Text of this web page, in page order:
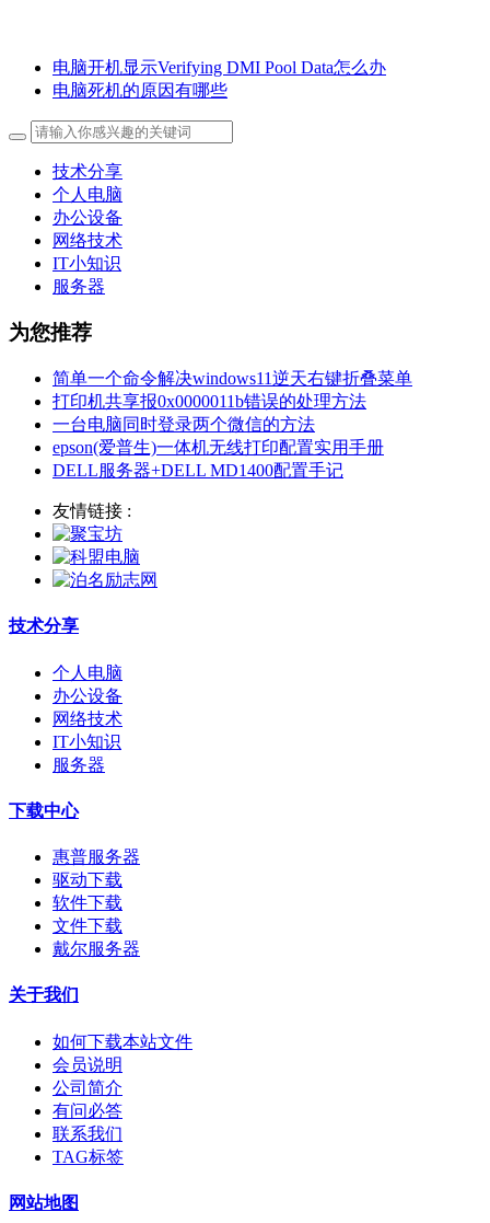
电脑开机显示Verifying DMI Pool Data怎么办
电脑死机的原因有哪些
技术分享
个人电脑
办公设备
网络技术
IT小知识
服务器
为您推荐
简单一个命令解决windows11逆天右键折叠菜单
打印机共享报0x0000011b错误的处理方法
一台电脑同时登录两个微信的方法
epson(爱普生)一体机无线打印配置实用手册
DELL服务器+DELL MD1400配置手记
友情链接 :
技术分享
个人电脑
办公设备
网络技术
IT小知识
服务器
下载中心
惠普服务器
驱动下载
软件下载
文件下载
戴尔服务器
关于我们
如何下载本站文件
会员说明
公司简介
有问必答
联系我们
TAG标签
网站地图